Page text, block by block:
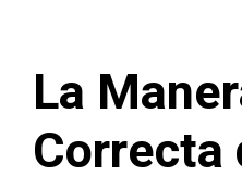
La
Correcta